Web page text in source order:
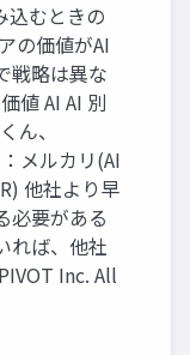
込むときの
の価値がAI
戦略は異な
値 AI AI 別
ん、
メルカリ(AI
他社より早
必要がある
れば、他社
Inc. All